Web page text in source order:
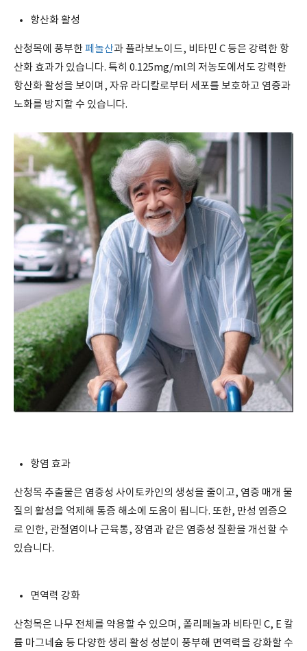
항산화 활성
산청목에 풍부한페놀산과 플라보노이드, 비타민 C 등은 강력한 항
산화 효과가 있습니다. 특히 0.125mg/ml의 저농도에서도 강력한
항산화 활성을 보이며, 자유 라디칼로부터 세포를 보호하고 염증과
노화를 방지할 수 있습니다.
항염 효과
산청목 추출물은 염증성 사이토카인의 생성을 줄이고, 염증 매개 물
질의 활성을 억제해 통증 해소에 도움이 됩니다. 또한, 만성 염증으
로 인한, 관절염이나 근육통, 장염과 같은 염증성 질환을 개선할 수
있습니다.
면역력 강화
산청목은 나무 전체를 약용할 수 있으며, 폴리페놀과 비타민 C, E 칼
륨 마그네슘 등 다양한 생리 활성 성분이 풍부해 면역력을 강화할 수